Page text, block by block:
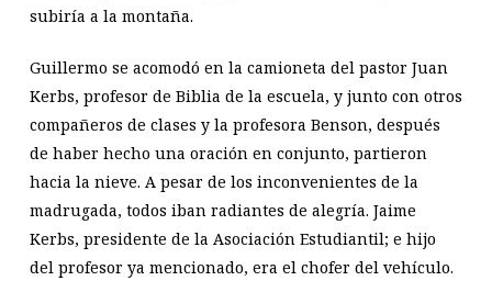
subiría a la montaña.
Guillermo se acomodó en la camioneta del pastor Juan
Kerbs, profesor de Biblia de la escuela, y junto con otros
compañeros de clases y la profesora Benson, después
de haber hecho una oración en conjunto, partieron
hacia la nieve. A pesar de los inconvenientes de la
madrugada, todos iban radiantes de alegría. Jaime
Kerbs, presidente de la Asociación Estudiantil; e hijo
del profesor ya mencionado, era el chofer del vehículo.